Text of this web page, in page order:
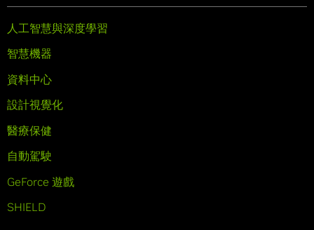
人工智慧與深度學習
智慧機器
資料中心
設計視覺化
醫療保健
自動駕駛
GeForce 遊戲
SHIELD